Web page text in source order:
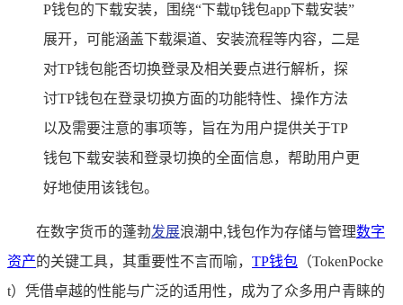
P钱包的下载安装，围绕“下载tp钱包app下载安装”
展开，可能涵盖下载渠道、安装流程等内容，二是
对TP钱包能否切换登录及相关要点进行解析，探
讨TP钱包在登录切换方面的功能特性、操作方法
以及需要注意的事项等，旨在为用户提供关于TP
钱包下载安装和登录切换的全面信息，帮助用户更
好地使用该钱包。
在数字货币的蓬勃发展浪潮中,钱包作为存储与管理数字
资产的关键工具，其重要性不言而喻， TP钱包 （TokenPocke
t）凭借卓越的性能与广泛的适用性，成为了众多用户青睐的